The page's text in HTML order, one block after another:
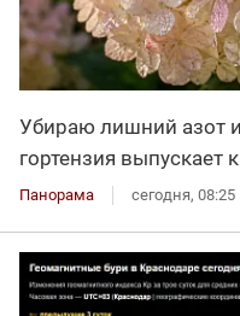
Убираю лишний азот
гортензия выпускает
Панорама сегодня, 08:25